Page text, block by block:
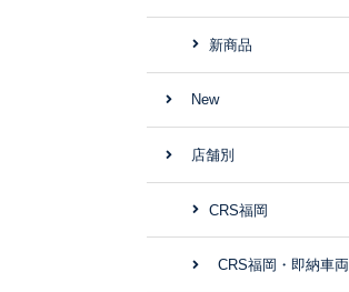
新商品
New
店舗別
CRS福岡
CRS福岡・即納車両